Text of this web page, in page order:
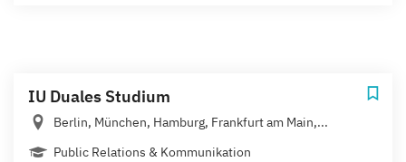
IU Duales Studium
Berlin, München, Hamburg, Frankfurt am Main,...
Public Relations & Kommunikation